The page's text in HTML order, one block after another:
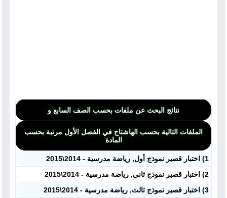
نتائج البحث عن ملفات بحسب الصف السابع و
الملفات التالية بحسب الهاشتاج في الفصل الأول مرتبة بحسب
المادة
1) اختبار قصير نموذج أول, رياضة مدرسية - 2014\2015
2) اختبار قصير نموذج ثاني, رياضة مدرسية - 2014\2015
3) اختبار قصير نموذج ثالث, رياضة مدرسية - 2014\2015